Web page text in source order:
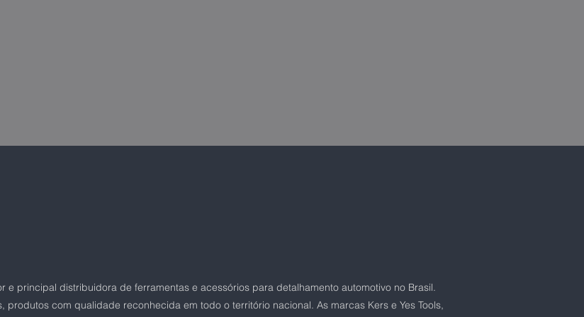
e principal distribuidora de ferramentas e acessórios para detalhamento automotivo no Brasil.
com qualidade reconhecida em todo o território nacional. As marcas Kers e Yes Tools,